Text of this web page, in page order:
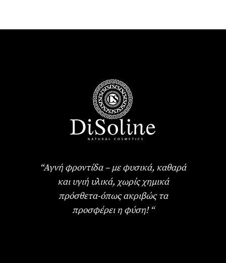
“Αγνή φροντίδα – με φυσικά, καθαρά
και υγιή υλικά, χωρίς χημικά
πρόσθετα-όπως ακριβώς τα
προσφέρει η φύση! “